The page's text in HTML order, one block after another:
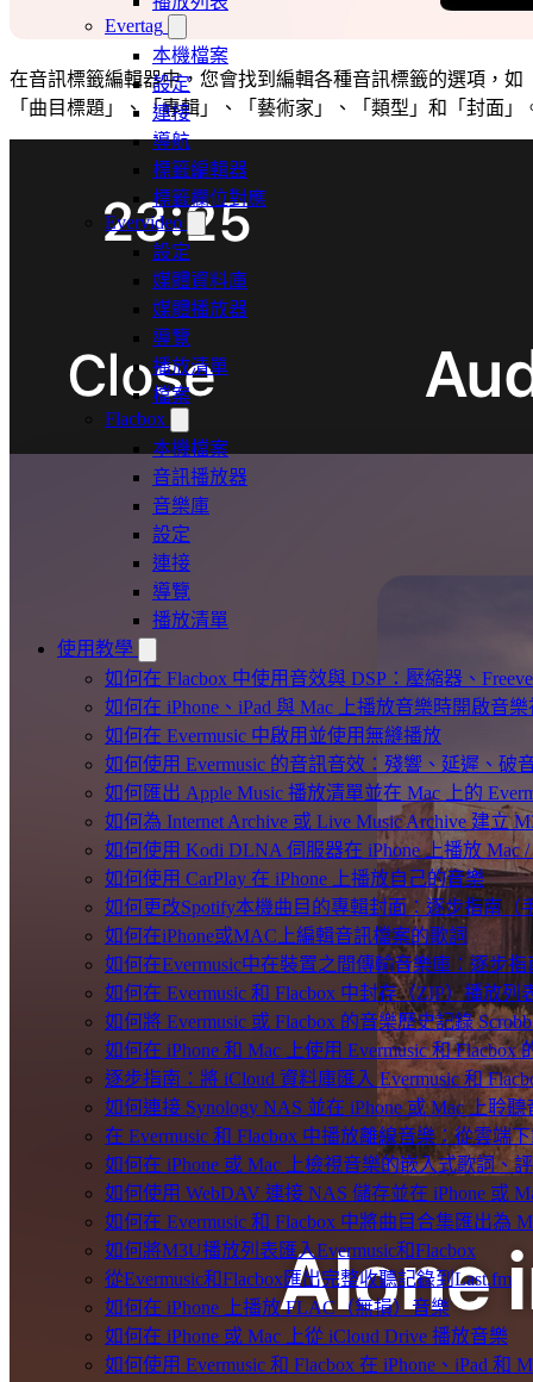
Evertag
本機檔案
設定
連接
導航
標籤編輯器
標籤欄位對應
Evervideo
設定
媒體資料庫
媒體播放器
導覽
播放清單
檔案
Flacbox
本機檔案
音訊播放器
音樂庫
設定
連接
導覽
播放清單
使用教學
如何在 Flacbox 中使用音效與 DSP：壓縮器、
如何在 iPhone、iPad 與 Mac 上播放音樂時開啟音
如何在 Evermusic 中啟用並使用無縫播放
如何使用 Evermusic 的音訊音效：殘響、延遲、破
如何匯出 Apple Music 播放清單並在 Mac 上的
如何為 Internet Archive 或 Live Music Archive 建立
如何使用 Kodi DLNA 伺服器在 iPhone 上播放 Mac
如何使用 CarPlay 在 iPhone 上播放自己的音樂
如何更改Spotify本機曲目的專輯封面：逐步指南（
如何在iPhone或MAC上編輯音訊檔案的歌詞
如何在Evermusic中在裝置之間傳輸音樂庫：逐步指
如何在 Evermusic 和 Flacbox 中封存（ZIP）播放
如何將 Evermusic 或 Flacbox 的音樂歷史記錄
如何在 iPhone 和 Mac 上使用 Evermusic 和 Flacbox
逐步指南：將 iCloud 資料庫匯入 Evermusic 和
如何連接 Synology NAS 並在 iPhone 或 Mac 上聆聽
在 Evermusic 和 Flacbox 中播放離線音樂：從雲端
如何在 iPhone 或 Mac 上檢視音樂的嵌入式歌詞、
如何使用 WebDAV 連接 NAS 儲存並在 iPhone 或
如何在 Evermusic 和 Flacbox 中將曲目合集匯出為
如何將M3U播放列表匯入Evermusic和Flacbox
從Evermusic和Flacbox匯出完整收聽記錄到Last.fm
如何在 iPhone 上播放 FLAC（無損）音樂
如何在 iPhone 或 Mac 上從 iCloud Drive 播放音樂
如何使用 Evermusic 和 Flacbox 在 iPhone、iPad 和
在音訊標籤編輯器中，您會找到編輯各種音訊標籤的選項，如
「曲目標題」、「專輯」、「藝術家」、「類型」和「封面」